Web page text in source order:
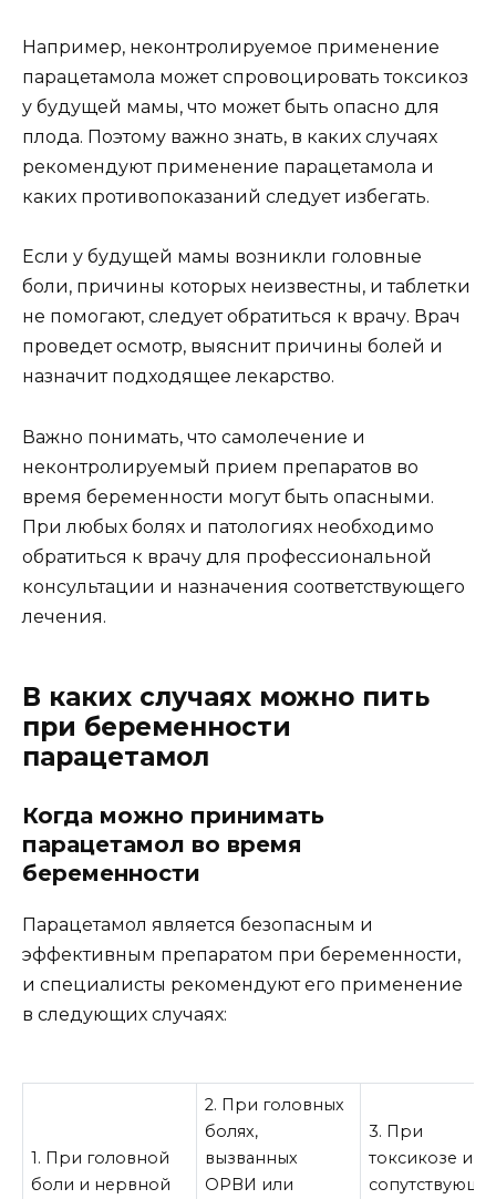
Например, неконтролируемое применение
парацетамола может спровоцировать токсикоз
у будущей мамы, что может быть опасно для
плода. Поэтому важно знать, в каких случаях
рекомендуют применение парацетамола и
каких противопоказаний следует избегать.
Если у будущей мамы возникли головные
боли, причины которых неизвестны, и таблетки
не помогают, следует обратиться к врачу. Врач
проведет осмотр, выяснит причины болей и
назначит подходящее лекарство.
Важно понимать, что самолечение и
неконтролируемый прием препаратов во
время беременности могут быть опасными.
При любых болях и патологиях необходимо
обратиться к врачу для профессиональной
консультации и назначения соответствующего
лечения.
В каких случаях можно пить
при беременности
парацетамол
Когда можно принимать
парацетамол во время
беременности
Парацетамол является безопасным и
эффективным препаратом при беременности,
и специалисты рекомендуют его применение
в следующих случаях:
1. При головной
боли и нервной
2. При головных
болях,
вызванных
ОРВИ или
3. При
токсикозе и